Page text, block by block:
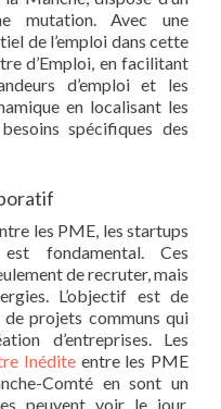
mutation. Avec une
de l’emploi dans cette
d’Emploi, en facilitant
d’emploi et les
en localisant les
spécifiques des
les PME, les startups
fondamental. Ces
de recruter, mais
L’objectif est de
projets communs qui
d’entreprises. Les
Inéditeentre les PME
Comté en sont un
peuvent voir le jour,